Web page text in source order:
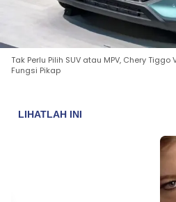
Tak Perlu Pilih SUV atau MPV, Chery
Fungsi Pikap